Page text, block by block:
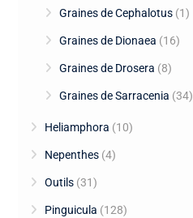
Graines de Cephalotus (1)
Graines de Dionaea (16)
Graines de Drosera (8)
Graines de Sarracenia (34)
Heliamphora (10)
Nepenthes (4)
Outils (31)
Pinguicula (128)